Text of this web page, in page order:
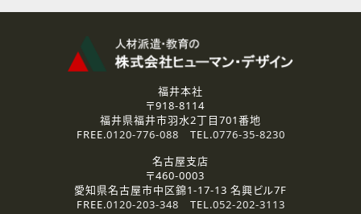
資料送付、受講相談に関するご連絡のために利用いたしま
その他、お問い合わせの内容に回答するために利用いたし
なお、ご連絡手段は、電話・Ｅメールのいずれかの方法とい
2.個人情報の第三者提供
ご提供いただいた個人情報は、法令等の規定に従う場合を除き、
3.個人情報の取り扱いの委託
弊社の定める個人情報保護の評価基準を満たした委託先に、個
人情報を委託する場合があります。
福井本社
〒918-8114
福井県福井市羽水2丁目701番地
FREE.0120-776-088 TEL.0776-35-8230
名古屋支店
〒460-0003
愛知県名古屋市中区錦1-17-13 名興ビル7F
FREE.0120-203-348 TEL.052-202-3113